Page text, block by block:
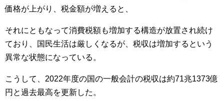
価格が上がり、税金額が増えると、
それにともなって消費税額も増加する構造が放置され続け
ており、国民生活は厳しくなるが、税収は増加するという
異常な状態になっている。
こうして、2022年度の国の一般会計の税収は約71兆1373億
円と過去最高を更新した。